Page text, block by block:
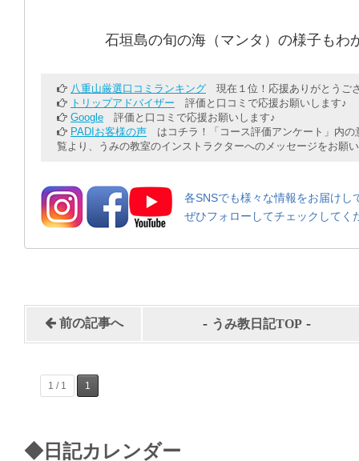
石垣島の旬の海（マンタ）の様子もわ
八重山厳選口コミランキング 現在１位！応援ありがとうご
トリップアドバイザー 評価と口コミで応援お願いします♪
Google 評価と口コミで応援お願いします♪
PADIお客様の声 はコチラ！「コース評価アンケート」内の
覧より、うみの教室のインストラクターへのメッセージをお願
各SNSでも様々な情報をお届けし
ぜひフォローしてチェックしてく
前の記事へ - うみ教日記TOP -
1 / 1 1
◆日記カレンダー